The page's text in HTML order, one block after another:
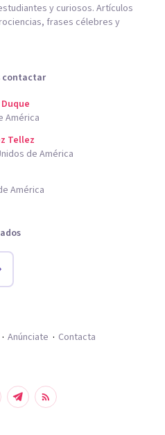
y curiosos. Artículos
frases célebres y
contactar
América
Tellez
de América
América
Anúnciate Contacta